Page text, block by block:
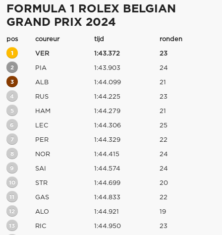
FORMULA 1 ROLEX BELGIAN
GRAND PRIX 2024
pos coureur tijd ronden
1 VER 1:43.372 23
2 PIA 1:43.903 24
3 ALB 1:44.099 21
4 RUS 1:44.225 23
5 HAM 1:44.279 21
6 LEC 1:44.306 25
7 PER 1:44.329 22
8 NOR 1:44.415 24
9 SAI 1:44.574 24
10 STR 1:44.699 20
11 GAS 1:44.833 22
12 ALO 1:44.921 19
13 RIC 1:44.950 23